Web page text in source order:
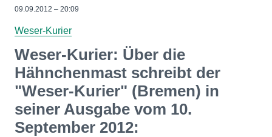
09.09.2012 – 20:09
Weser-Kurier
Weser-Kurier: Über die
Hähnchenmast schreibt der
"Weser-Kurier" (Bremen) in
seiner Ausgabe vom 10.
September 2012: